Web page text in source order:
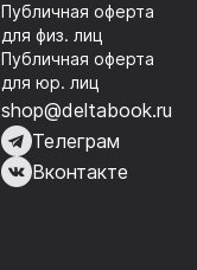
Публичная оферта
для физ. лиц
Публичная оферта
для юр. лиц
shop@deltabook.ru
Телеграм
Вконтакте